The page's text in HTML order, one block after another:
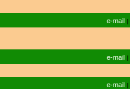
e-mail |
e-mail |
e-mail |